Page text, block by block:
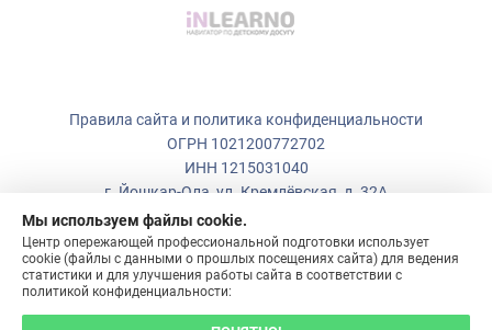
ИНН 1215031040
copp_12@mail.ru
Мы используем файлы cookie.
cookie (файлы с данными о прошлых посещениях сайта) для ведения
статистики и для улучшения работы сайта в соответствии с
политикой конфиденциальности:
ПОНЯТНО!